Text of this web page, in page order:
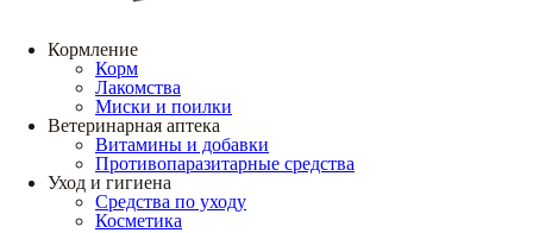
Кормление
Корм
Лакомства
Миски и поилки
Ветеринарная аптека
Витамины и добавки
Противопаразитарные средства
Уход и гигиена
Средства по уходу
Косметика